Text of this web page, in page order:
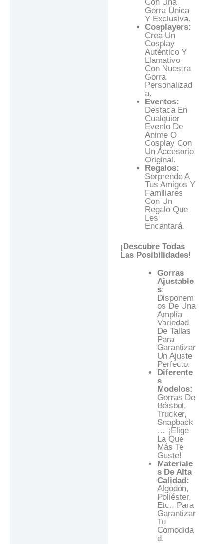
Con Una
Gorra Única
Y Exclusiva.
Cosplayers:
Crea Un
Cosplay
Auténtico Y
Llamativo
Con Nuestra
Gorra
Personalizad
A.
Eventos:
Destaca En
Cualquier
Evento De
Anime O
Cosplay Con
Un Accesorio
Original.
Regalos:
Sorprende A
Tus Amigos Y
Familiares
Con Un
Regalo Que
Les
Encantará.
¡Descubre Todas
Las Posibilidades!
Gorras
Ajustable
S:
Disponem
Os De Una
Amplia
Variedad
De Tallas
Para
Garantizar
Un Ajuste
Perfecto.
Diferente
S
Modelos:
Gorras De
Béisbol,
Trucker,
Snapback
… ¡Elige
La Que
Más Te
Guste!
Materiale
S De Alta
Calidad:
Algodón,
Poliéster,
Etc., Para
Garantizar
Tu
Comodida
D.